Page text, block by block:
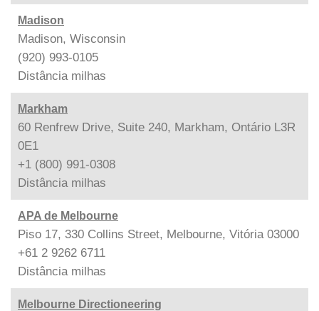
Madison
Madison, Wisconsin
(920) 993-0105
Distância milhas
Markham
60 Renfrew Drive, Suite 240, Markham, Ontário L3R
0E1
+1 (800) 991-0308
Distância milhas
APA de Melbourne
Piso 17, 330 Collins Street, Melbourne, Vitória 03000
+61 2 9262 6711
Distância milhas
Melbourne Directioneering